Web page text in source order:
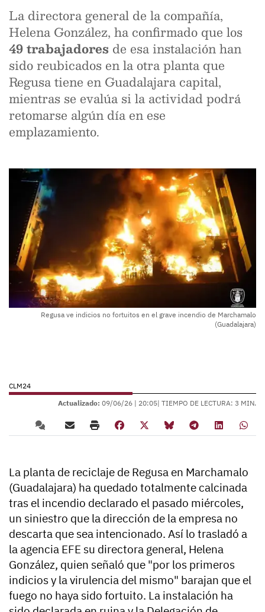
La directora general de la compañía,
Helena González, ha confirmado que los
49 trabajadores de esa instalación han
sido reubicados en la otra planta que
Regusa tiene en Guadalajara capital,
mientras se evalúa si la actividad podrá
retomarse algún día en ese
emplazamiento.
Regusa ve indicios no fortuitos en el grave incendio de Marchamalo
(Guadalajara)
CLM24
Actualizado: 09/06/26 | 20:05| TIEMPO DE LECTURA: 3 MIN.
La planta de reciclaje de Regusa en Marchamalo
(Guadalajara) ha quedado totalmente calcinada
tras el incendio declarado el pasado miércoles,
un siniestro que la dirección de la empresa no
descarta que sea intencionado. Así lo trasladó a
la agencia EFE su directora general, Helena
González, quien señaló que "por los primeros
indicios y la virulencia del mismo" barajan que el
fuego no haya sido fortuito. La instalación ha